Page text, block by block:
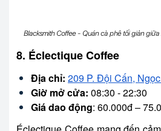
Blacksmith Coffee - Quán cà phê tối giản
8. Éclectique Coffee
Địa chỉ: 209 P. Đội Cấn,
Giờ mở cửa: 08:30 - 22:30
Giá dao động: 60.000đ –